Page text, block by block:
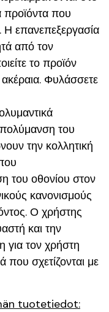
προϊόντα που
Η επανεπεξεργασία
από τον
το προϊόν
Φυλάσσετε
του
την κολλητική
του οθονίου στον
κανονισμούς
Ο χρήστης
και την
για τον χρήστη
που σχετίζονται με
tuotetiedot: